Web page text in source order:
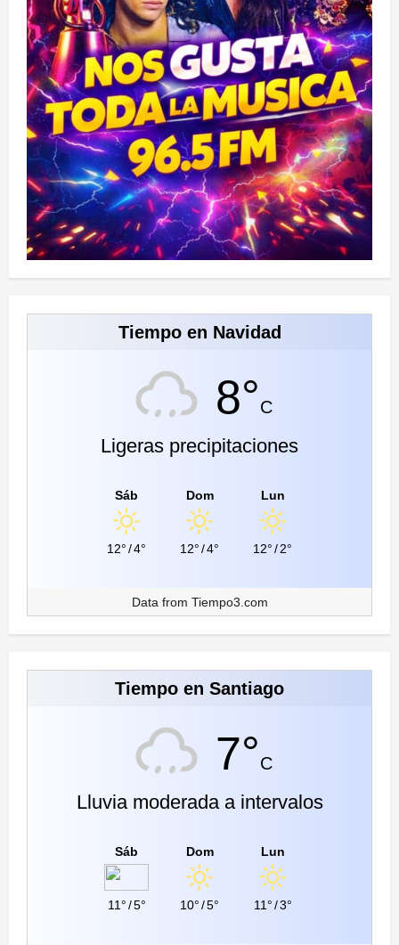
Tiempo en Navidad
8°C
Ligeras precipitaciones
Sáb
12°/4°
Dom
12°/4°
Lun
12°/2°
Data from Tiempo3.com
Tiempo en Santiago
7°C
Lluvia moderada a intervalos
Sáb
11°/5°
Dom
10°/5°
Lun
11°/3°